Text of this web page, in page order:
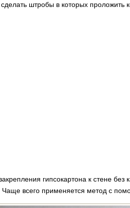
штробы в которых проложить
гипсокартона к стене
всего применяется метод с